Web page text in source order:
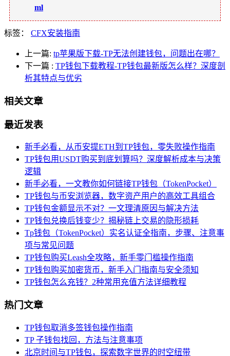
ml
标签： CFX安装指南
上一篇: tp苹果版下载-TP无法创建钱包，问题出在哪？
下一篇 : TP钱包下载教程-TP钱包最新版怎么样？深度剖
析其特点与优劣
相关文章
最近发表
新手必看，从币安提ETH到TP钱包，零失败操作指南
TP钱包用USDT购买到底划算吗？深度解析成本与决策
逻辑
新手必看，一文教你如何链接TP钱包（TokenPocket）
TP钱包与币安浏览器，数字资产用户的高效工具组合
TP钱包金额显示不对？一文理清原因与解决方法
TP钱包兑换后钱变少？揭秘链上交易的隐形损耗
Tp钱包（TokenPocket）实名认证全指南，步骤、注意事
项与常见问题
TP钱包购买Leash全攻略，新手零门槛操作指南
TP钱包购买加密货币，新手入门指南与安全须知
TP钱包怎么充钱？2种常用充值方法详细教程
热门文章
TP钱包取消多签钱包操作指南
TP 子钱包找回，方法与注意事项
北京时间与TP钱包，探索数字世界的时空纽带